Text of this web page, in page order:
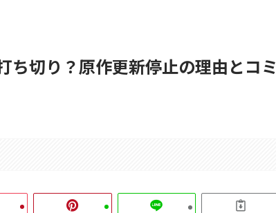
ち切り？原作更新停止の理由とコミ